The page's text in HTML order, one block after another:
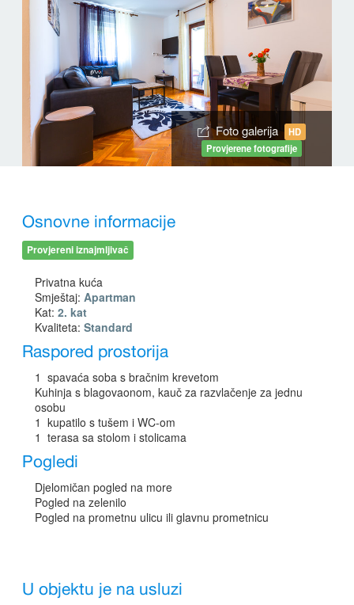
Foto galerija HD
Provjerene fotografije
Osnovne informacije
Provjereni iznajmljivač
Privatna kuća
Smještaj: Apartman
Kat: 2. kat
Kvaliteta: Standard
Raspored prostorija
1 spavaća soba s bračnim krevetom
Kuhinja s blagovaonom, kauč za razvlačenje za jednu
osobu
1 kupatilo s tušem i WC-om
1 terasa sa stolom i stolicama
Pogledi
Djelomičan pogled na more
Pogled na zelenilo
Pogled na prometnu ulicu ili glavnu prometnicu
U objektu je na usluzi